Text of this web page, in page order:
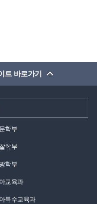
트 바로가기
학부
학부
학부
교육과
특수교육과